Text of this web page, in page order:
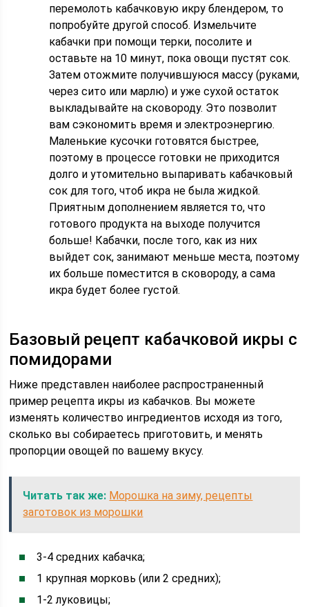
перемолоть кабачковую икру блендером, то
попробуйте другой способ. Измельчите
кабачки при помощи терки, посолите и
оставьте на 10 минут, пока овощи пустят сок.
Затем отожмите получившуюся массу (руками,
через сито или марлю) и уже сухой остаток
выкладывайте на сковороду. Это позволит
вам сэкономить время и электроэнергию.
Маленькие кусочки готовятся быстрее,
поэтому в процессе готовки не приходится
долго и утомительно выпаривать кабачковый
сок для того, чтоб икра не была жидкой.
Приятным дополнением является то, что
готового продукта на выходе получится
больше! Кабачки, после того, как из них
выйдет сок, занимают меньше места, поэтому
их больше поместится в сковороду, а сама
икра будет более густой.
Базовый рецепт кабачковой икры с
помидорами
Ниже представлен наиболее распространенный
пример рецепта икры из кабачков. Вы можете
изменять количество ингредиентов исходя из того,
сколько вы собираетесь приготовить, и менять
пропорции овощей по вашему вкусу.
Читать так же: Морошка на зиму, рецепты
заготовок из морошки
3-4 средних кабачка;
1 крупная морковь (или 2 средних);
1-2 луковицы;